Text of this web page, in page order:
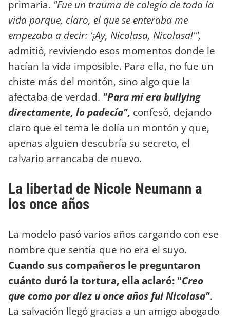
primaria. "Fue un trauma de colegio de toda la
vida porque, claro, el que se enteraba me
empezaba a decir: '¡Ay, Nicolasa, Nicolasa!'",
admitió, reviviendo esos momentos donde le
hacían la vida imposible. Para ella, no fue un
chiste más del montón, sino algo que la
afectaba de verdad. "Para mí era bullying
directamente, lo padecía", confesó, dejando
claro que el tema le dolía un montón y que,
apenas alguien descubría su secreto, el
calvario arrancaba de nuevo.
La libertad de Nicole Neumann a
los once años
La modelo pasó varios años cargando con ese
nombre que sentía que no era el suyo.
Cuando sus compañeros le preguntaron
cuánto duró la tortura, ella aclaró: "Creo
que como por diez u once años fui Nicolasa".
La salvación llegó gracias a un amigo abogado